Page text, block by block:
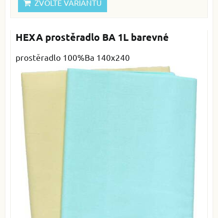
ZVOLTE VARIANTU
HEXA prostěradlo BA 1L barevné
prostěradlo 100%Ba 140x240